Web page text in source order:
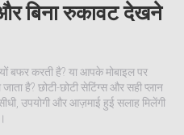
बिना रुकावट देखने
बफर करती है? या आपके मोबाइल पर
है? छोटी-छोटी सेटिंग्स और सही प्लान
उपयोगी और आज़माई हुई सलाह मिलेंगी